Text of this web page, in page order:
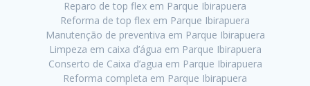
Reparo de top flex em Parque Ibirapuera
Reforma de top flex em Parque Ibirapuera
Manutenção de preventiva em Parque Ibirapuera
Limpeza em caixa d’água em Parque Ibirapuera
Conserto de Caixa d’agua em Parque Ibirapuera
Reforma completa em Parque Ibirapuera